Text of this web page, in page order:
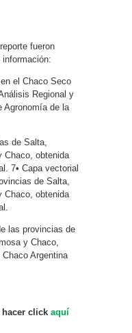
fueron
el Chaco Seco
Regional y
Agronomía de la
de Salta,
Chaco, obtenida
7• Capa vectorial
de Salta,
Chaco, obtenida
las provincias de
y Chaco,
Argentina
click aquí